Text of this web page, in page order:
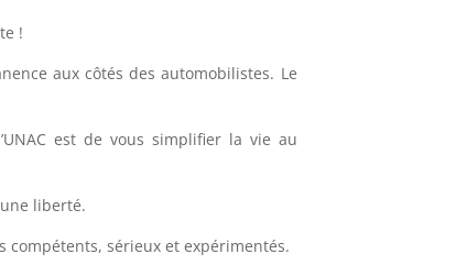
!
aux côtés des automobilistes. Le
est de vous simplifier la vie au
liberté.
compétents, sérieux et expérimentés.